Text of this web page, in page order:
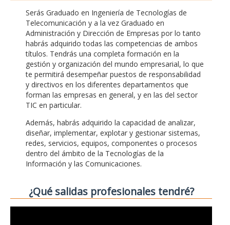
Serás Graduado en Ingeniería de Tecnologías de
Telecomunicación y a la vez Graduado en
Administración y Dirección de Empresas por lo tanto
habrás adquirido todas las competencias de ambos
títulos. Tendrás una completa formación en la
gestión y organización del mundo empresarial, lo que
te permitirá desempeñar puestos de responsabilidad
y directivos en los diferentes departamentos que
forman las empresas en general, y en las del sector
TIC en particular.
Además, habrás adquirido la capacidad de analizar,
diseñar, implementar, explotar y gestionar sistemas,
redes, servicios, equipos, componentes o procesos
dentro del ámbito de la Tecnologías de la
Información y las Comunicaciones.
¿Qué salidas profesionales tendré?